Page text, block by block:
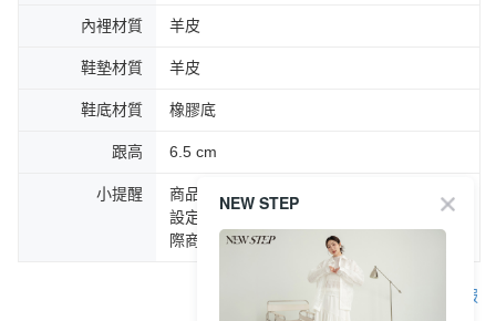
內裡材質 羊皮
鞋墊材質 羊皮
鞋底材質 橡膠底
跟高 6.5 cm
小提醒
商品圖片顏色會因拍攝燈光環境或個人螢幕
設定不同，而造成部份色差現象，顏色以實
際商品為主。
客服
NEW STEP